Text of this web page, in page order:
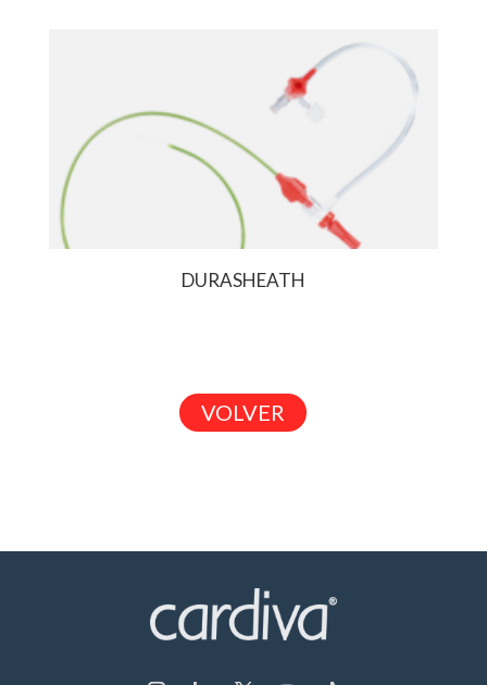
DURASHEATH
VOLVER